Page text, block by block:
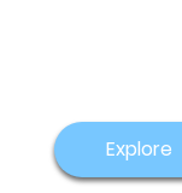
Explore